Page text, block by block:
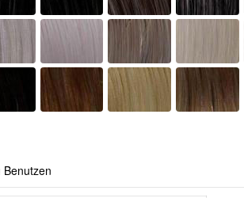
Benutzen